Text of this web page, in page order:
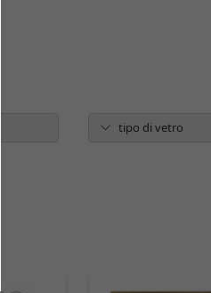
tipo di vetro